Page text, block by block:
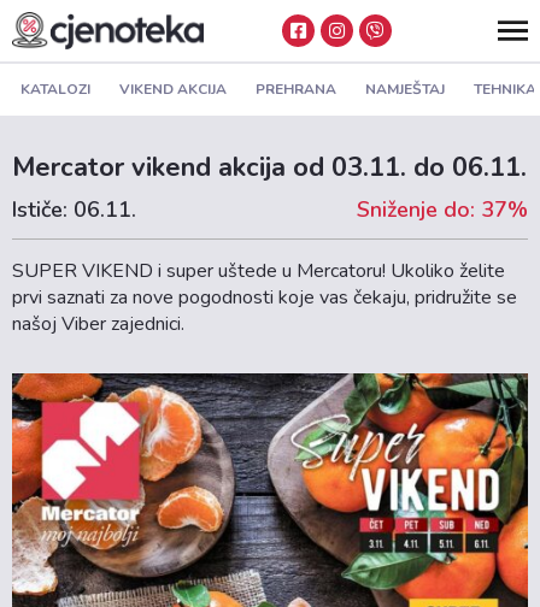
KATALOZI VIKEND AKCIJA PREHRANA NAMJEŠTAJ TEHNIKA
Mercator vikend akcija od 03.11. do 06.11.
Ističe: 06.11. Sniženje do: 37%
SUPER VIKEND i super uštede u Mercatoru! Ukoliko želite
prvi saznati za nove pogodnosti koje vas čekaju, pridružite se
našoj Viber zajednici.